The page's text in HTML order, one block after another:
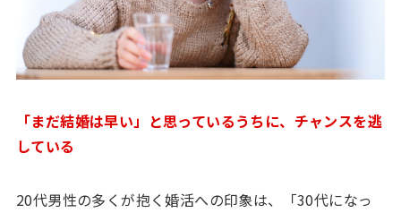
「まだ結婚は早い」と思っているうちに、チャンスを逃
している
20代男性の多くが抱く婚活への印象は、「30代になっ